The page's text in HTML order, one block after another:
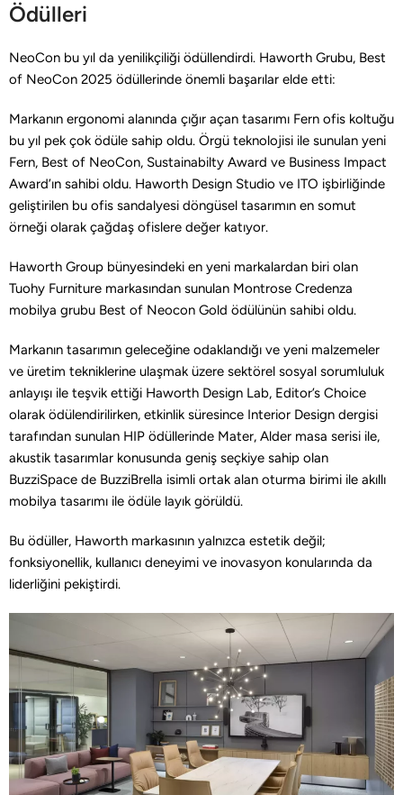
Ödülleri
NeoCon bu yıl da yenilikçiliği ödüllendirdi. Haworth Grubu, Best
of NeoCon 2025 ödüllerinde önemli başarılar elde etti:
Markanın ergonomi alanında çığır açan tasarımı Fern ofis koltuğu
bu yıl pek çok ödüle sahip oldu. Örgü teknolojisi ile sunulan yeni
Fern, Best of NeoCon, Sustainabilty Award ve Business Impact
Award’ın sahibi oldu. Haworth Design Studio ve ITO işbirliğinde
geliştirilen bu ofis sandalyesi döngüsel tasarımın en somut
örneği olarak çağdaş ofislere değer katıyor.
Haworth Group bünyesindeki en yeni markalardan biri olan
Tuohy Furniture markasından sunulan Montrose Credenza
mobilya grubu Best of Neocon Gold ödülünün sahibi oldu.
Markanın tasarımın geleceğine odaklandığı ve yeni malzemeler
ve üretim tekniklerine ulaşmak üzere sektörel sosyal sorumluluk
anlayışı ile teşvik ettiği Haworth Design Lab, Editor’s Choice
olarak ödülendirilirken, etkinlik süresince Interior Design dergisi
tarafından sunulan HIP ödüllerinde Mater, Alder masa serisi ile,
akustik tasarımlar konusunda geniş seçkiye sahip olan
BuzziSpace de BuzziBrella isimli ortak alan oturma birimi ile akıllı
mobilya tasarımı ile ödüle layık görüldü.
Bu ödüller, Haworth markasının yalnızca estetik değil;
fonksiyonellik, kullanıcı deneyimi ve inovasyon konularında da
liderliğini pekiştirdi.